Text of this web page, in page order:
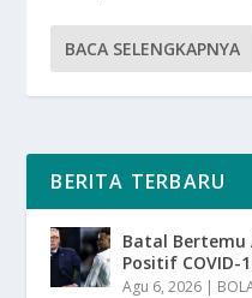
BACA SELENGKAPNYA
BERITA TERBARU
Batal
Positif COVID-
Agu 6, 2026 |